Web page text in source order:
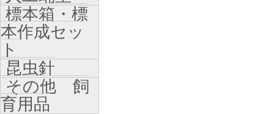
標本箱・標
本作成セッ
ト
昆虫針
その他 飼
育用品